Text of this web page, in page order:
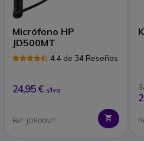
Micrófono HP
JD500MT
4.4 de 34 Reseñas
24,95 € s/Iva
Ref: JD500MT